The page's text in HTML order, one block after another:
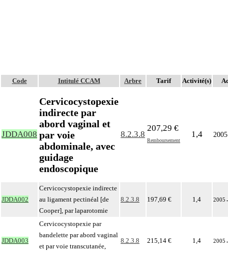
Code Intitulé CCAM Arbre Tarif Activité(s)
JDDA008
Cervicocystopexie
indirecte par
abord vaginal et
par voie
abdominale, avec
guidage
endoscopique
8.2.3.8
207,29 €
Remboursement
1,4 2005
JDDA002
Cervicocystopexie indirecte
au ligament pectinéal [de
Cooper], par laparotomie
8.2.3.8 197,69 € 1,4 2005
JDDA003
Cervicocystopexie par
bandelette par abord vaginal
et par voie transcutanée,
8.2.3.8 215,14 € 1,4 2005